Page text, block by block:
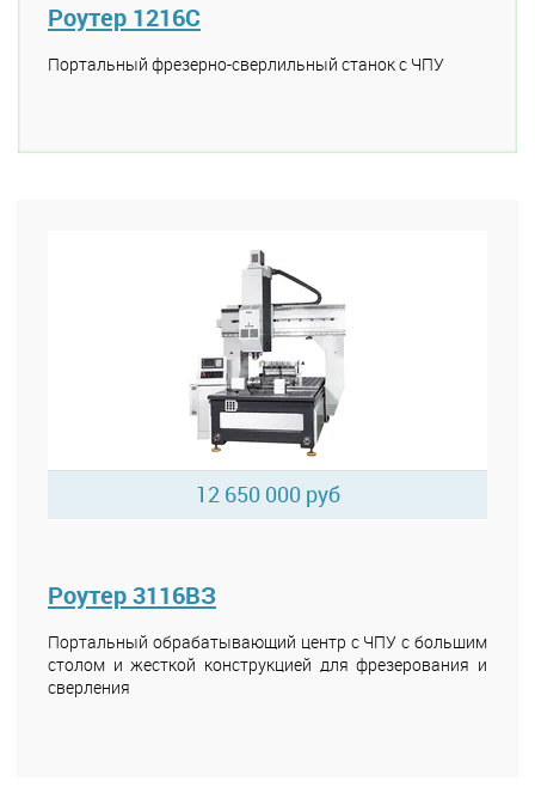
Роутер 1216C
Портальный фрезерно-сверлильный станок с ЧПУ
12 650 000 руб
Роутер 3116ВЗ
Портальный обрабатывающий центр с ЧПУ с большим
столом и жесткой конструкцией для фрезерования и
сверления